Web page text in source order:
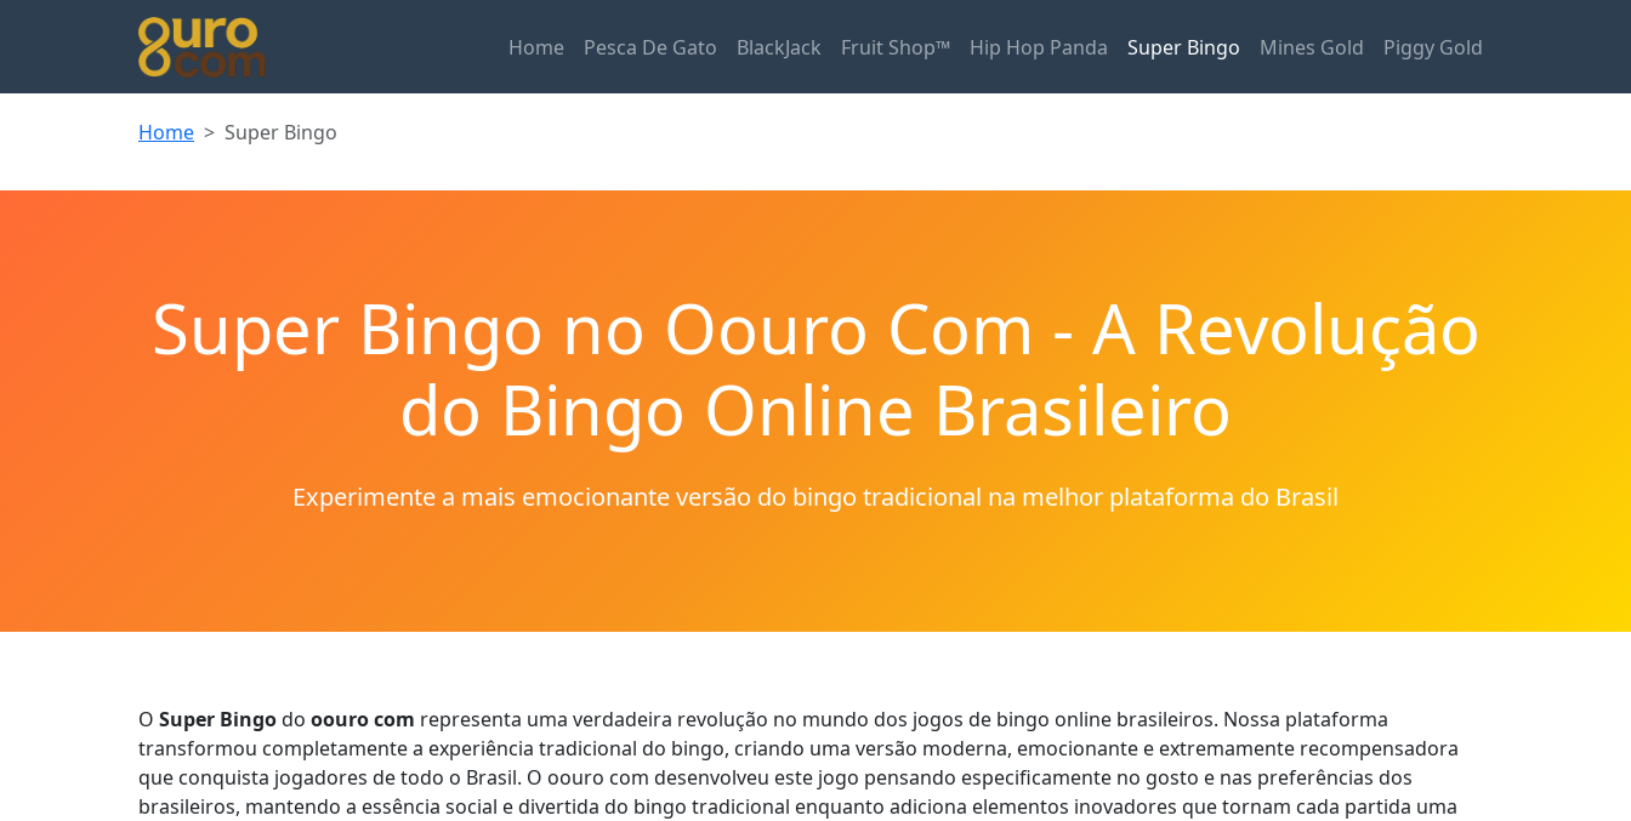
Home Pesca De Gato BlackJack Fruit Shop™ Hip Hop Panda Super Bingo Mines Gold Piggy Gold
Home Super Bingo
Super Bingo no Oouro Com - A Revolução
do Bingo Online Brasileiro
Experimente a mais emocionante versão do bingo tradicional na melhor plataforma do Brasil
O Super Bingodo oouro com representa uma verdadeira revolução no mundo dos jogos de bingo online brasileiros. Nossa plataforma
transformou completamente a experiência tradicional do bingo, criando uma versão moderna, emocionante e extremamente recompensadora
que conquista jogadores de todo o Brasil. O oouro com desenvolveu este jogo pensando especificamente no gosto e nas preferências dos
brasileiros, mantendo a essência social e divertida do bingo tradicional enquanto adiciona elementos inovadores que tornam cada partida uma